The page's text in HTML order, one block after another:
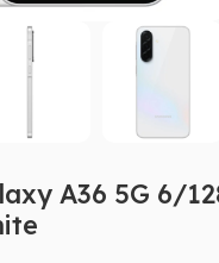
A36 5G 6/